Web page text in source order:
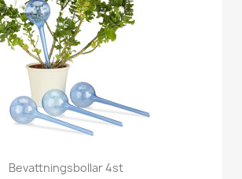
Bevattningsbollar 4st